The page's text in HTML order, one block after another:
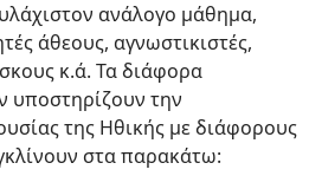
ανάλογο μάθημα,
άθεους, αγνωστικιστές,
κ.ά. Τα διάφορα
την
της Ηθικής με διάφορους
στα παρακάτω: